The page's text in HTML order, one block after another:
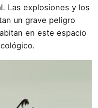
Las explosiones y los
un grave peligro
en este espacio